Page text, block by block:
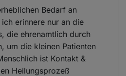
Bedarf an
erinnere nur an die
die ehrenamtlich durch
um die kleinen Patienten
ist Kontakt &
Heilungsprozeß